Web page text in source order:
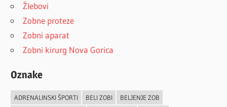
Žlebovi
Zobne proteze
Zobni aparat
Zobni kirurg Nova Gorica
Oznake
ADRENALINSKI ŠPORTI BELI ZOBI
BELJENJE ZOB